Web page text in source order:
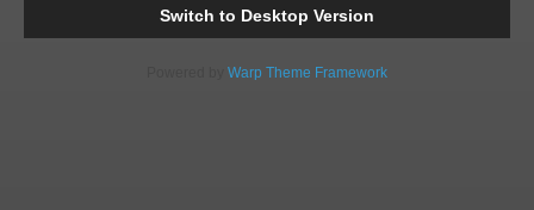
Switch to Desktop Version
Warp Theme Framework